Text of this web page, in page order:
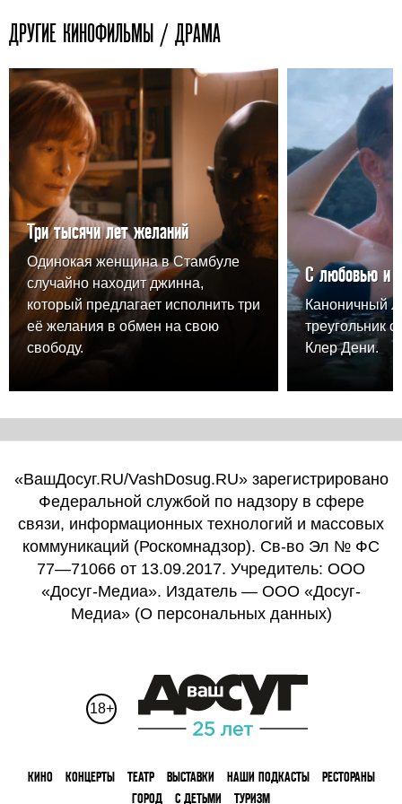
ДРУГИЕ КИНОФИЛЬМЫ / ДРАМА
Три тысячи лет желаний
Одинокая женщина в Стамбуле
случайно находит джинна,
который предлагает исполнить три
её желания в обмен на свою
свободу.
С любовью и
Каноничный
треугольник
Клер Дени.
«ВашДосуг.RU/VashDosug.RU» зарегистрировано
Федеральной службой по надзору в сфере
связи, информационных технологий и массовых
коммуникаций (Роскомнадзор). Св-во Эл № ФС
77—71066 от 13.09.2017. Учредитель: ООО
«Досуг-Медиа». Издатель — ООО «Досуг-
Медиа» (О персональных данных)
18+
КИНО КОНЦЕРТЫ ТЕАТР ВЫСТАВКИ НАШИ ПОДКАСТЫ
РЕСТОРАНЫ
ГОРОД
С ДЕТЬМИ ТУРИЗМ